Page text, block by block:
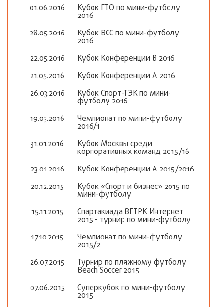
01.06.2016
Кубок ГТО по мини-футболу
2016
28.05.2016
Кубок ВСС по мини-футболу
2016
22.05.2016
Кубок Конференции В 2016
21.05.2016
Кубок Конференции А 2016
26.03.2016
Кубок Спорт-ТЭК по мини-
футболу 2016
19.03.2016
Чемпионат по мини-футболу
2016/1
31.01.2016
Кубок Москвы среди
корпоративных команд 2015/16
23.01.2016
Кубок Конференции А 2015/2016
20.12.2015
Кубок «Спорт и бизнес» 2015 по
мини-футболу
15.11.2015
Спартакиада ВГТРК Интернет
2015 - турнир по мини-футболу
17.10.2015
Чемпионат по мини-футболу
2015/2
26.07.2015
Турнир по пляжному футболу
Beach Soccer 2015
07.06.2015
Суперкубок по мини-футболу
2015